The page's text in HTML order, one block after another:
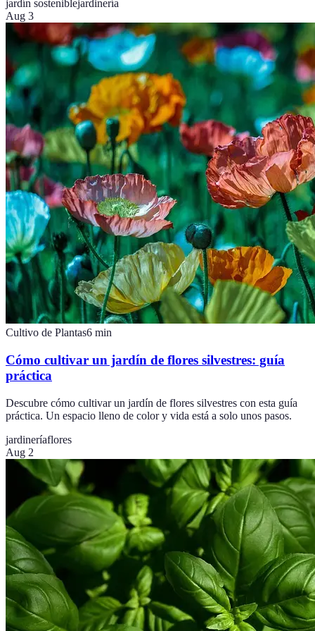
jardín sosteniblejardinería
Aug 3
Cultivo de Plantas6 min
Cómo cultivar un jardín de flores silvestres: guía
práctica
Descubre cómo cultivar un jardín de flores silvestres con esta guía
práctica. Un espacio lleno de color y vida está a solo unos pasos.
jardineríaflores
Aug 2